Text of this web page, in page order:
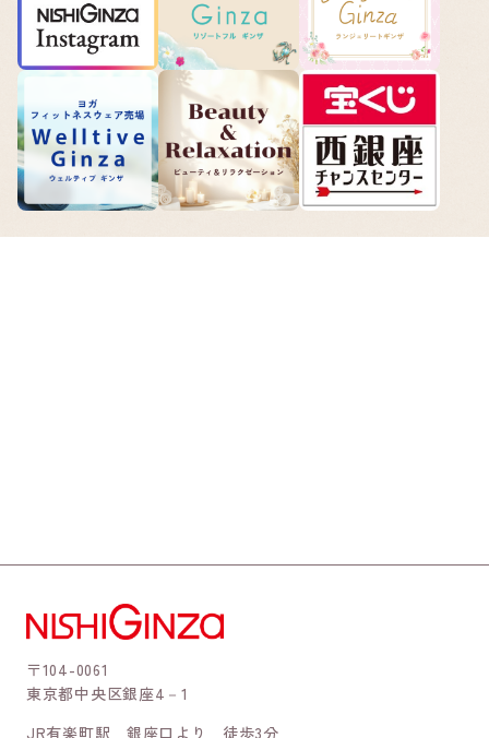
〒104-0061
東京都中央区銀座4－1
JR有楽町駅 銀座口より 徒歩3分